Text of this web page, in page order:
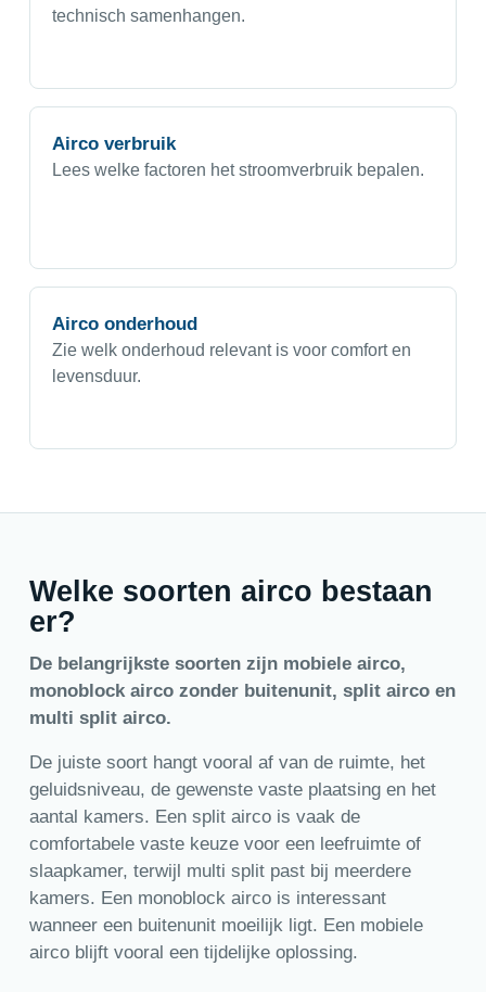
technisch samenhangen.
Airco verbruik
Lees welke factoren het stroomverbruik bepalen.
Airco onderhoud
Zie welk onderhoud relevant is voor comfort en
levensduur.
Welke soorten airco bestaan
er?
De belangrijkste soorten zijn mobiele airco,
monoblock airco zonder buitenunit, split airco en
multi split airco.
De juiste soort hangt vooral af van de ruimte, het
geluidsniveau, de gewenste vaste plaatsing en het
aantal kamers. Een split airco is vaak de
comfortabele vaste keuze voor een leefruimte of
slaapkamer, terwijl multi split past bij meerdere
kamers. Een monoblock airco is interessant
wanneer een buitenunit moeilijk ligt. Een mobiele
airco blijft vooral een tijdelijke oplossing.